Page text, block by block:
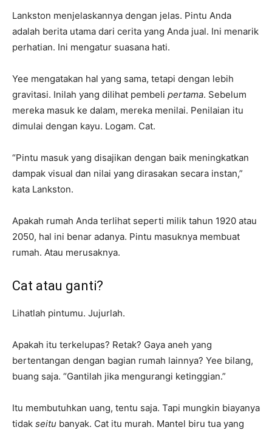
Lankston menjelaskannya dengan jelas. Pintu Anda
adalah berita utama dari cerita yang Anda jual. Ini menarik
perhatian. Ini mengatur suasana hati.
Yee mengatakan hal yang sama, tetapi dengan lebih
gravitasi. Inilah yang dilihat pembeli pertama. Sebelum
mereka masuk ke dalam, mereka menilai. Penilaian itu
dimulai dengan kayu. Logam. Cat.
“Pintu masuk yang disajikan dengan baik meningkatkan
dampak visual dan nilai yang dirasakan secara instan,”
kata Lankston.
Apakah rumah Anda terlihat seperti milik tahun 1920 atau
2050, hal ini benar adanya. Pintu masuknya membuat
rumah. Atau merusaknya.
Cat atau ganti?
Lihatlah pintumu. Jujurlah.
Apakah itu terkelupas? Retak? Gaya aneh yang
bertentangan dengan bagian rumah lainnya? Yee bilang,
buang saja. “Gantilah jika mengurangi ketinggian.”
Itu membutuhkan uang, tentu saja. Tapi mungkin biayanya
tidak seitu banyak. Cat itu murah. Mantel biru tua yang